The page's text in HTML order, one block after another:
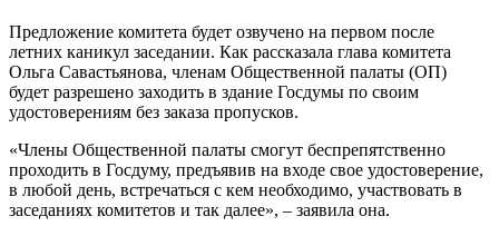
Предложение комитета будет озвучено на первом после
летних каникул заседании. Как рассказала глава комитета
Ольга Савастьянова, членам Общественной палаты (ОП)
будет разрешено заходить в здание Госдумы по своим
удостоверениям без заказа пропусков.
«Члены Общественной палаты смогут беспрепятственно
проходить в Госдуму, предъявив на входе свое удостоверение,
в любой день, встречаться с кем необходимо, участвовать в
заседаниях комитетов и так далее», – заявила она.